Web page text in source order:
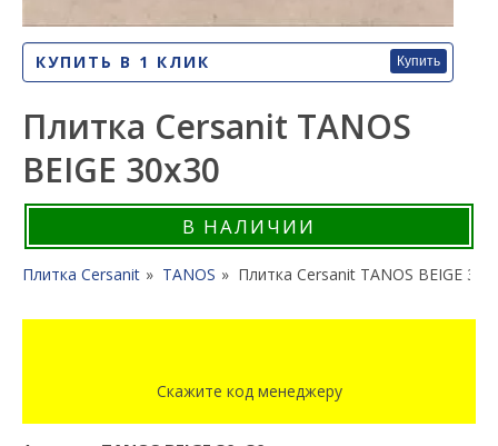
КУПИТЬ В 1 КЛИК Купить
Плитка Cersanit TANOS
BEIGE 30x30
В НАЛИЧИИ
Плитка Cersanit TANOS Плитка Cersanit TANOS BEIGE
Скажите код менеджеру